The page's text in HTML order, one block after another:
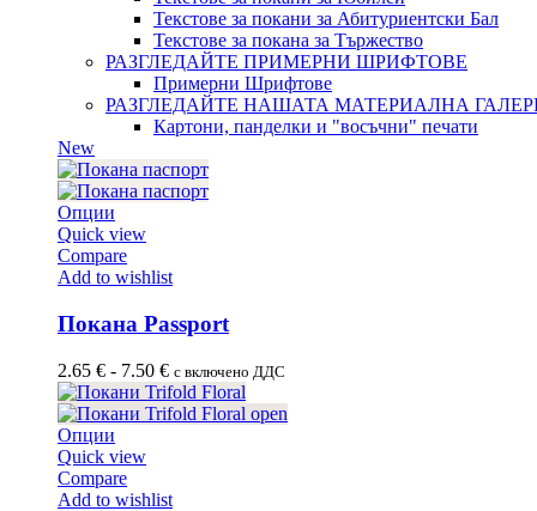
Текстове за покани за Абитуриентски Бал
Текстове за покана за Тържество
РАЗГЛЕДАЙТЕ ПРИМЕРНИ ШРИФТОВЕ
Примерни Шрифтове
РАЗГЛЕДАЙТЕ НАШАТА МАТЕРИАЛНА
Картони, панделки и "восъчни" печати
New
Опции
Quick view
Compare
Add to wishlist
Покана Passport
2.65 € - 7.50 € с включено ДДС
Опции
Quick view
Compare
Add to wishlist